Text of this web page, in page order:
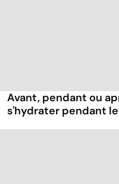
Avant, pendant ou
s'hydrater pendant